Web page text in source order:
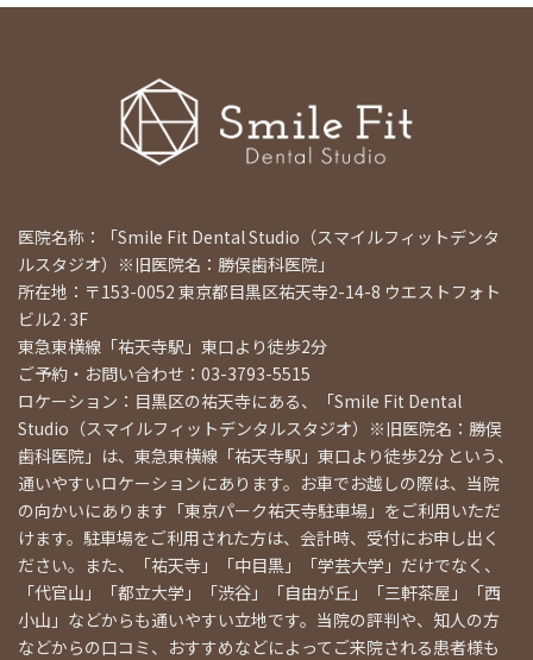
医院名称：「Smile Fit Dental Studio（スマイルフィットデンタ
ルスタジオ）※旧医院名：勝俣歯科医院」
所在地：〒153-0052 東京都目黒区祐天寺2-14-8 ウエストフォト
ビル2·3F
東急東横線「祐天寺駅」東口より徒歩2分
ご予約・お問い合わせ：03-3793-5515
ロケーション：目黒区の祐天寺にある、「Smile Fit Dental
Studio（スマイルフィットデンタルスタジオ）※旧医院名：勝俣
歯科医院」は、東急東横線「祐天寺駅」東口より徒歩2分 という、
通いやすいロケーションにあります。お車でお越しの際は、当院
の向かいにあります「東京パーク祐天寺駐車場」をご利用いただ
けます。駐車場をご利用された方は、会計時、受付にお申し出く
ださい。また、「祐天寺」「中目黒」「学芸大学」だけでなく、
「代官山」「都立大学」「渋谷」「自由が丘」「三軒茶屋」「西
小山」などからも通いやすい立地です。当院の評判や、知人の方
などからの口コミ、おすすめなどによってご来院される患者様も